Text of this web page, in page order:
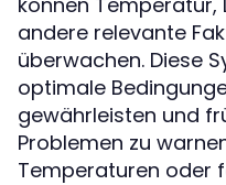
andere relevante
überwachen. Diese
optimale
gewährleisten und
Problemen zu
Temperaturen oder